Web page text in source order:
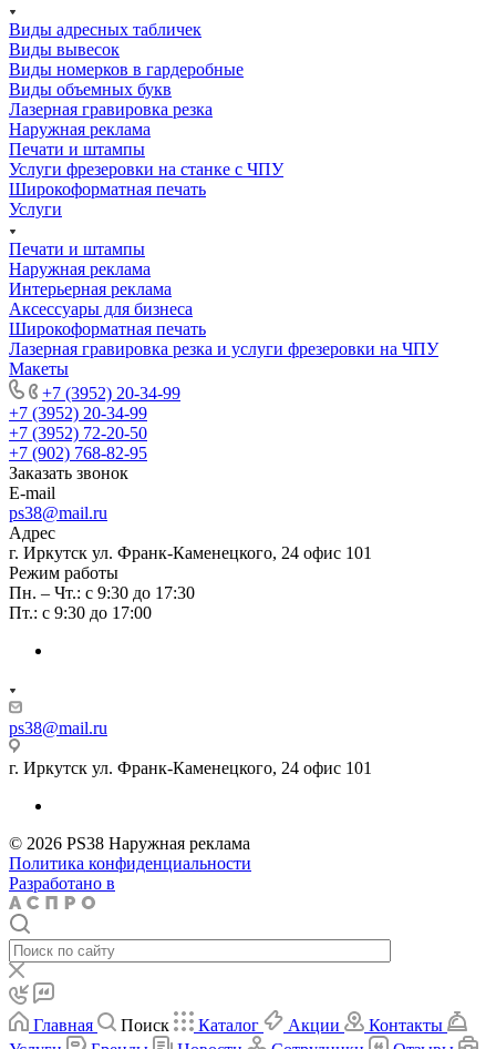
Виды адресных табличек
Виды вывесок
Виды номерков в гардеробные
Виды объемных букв
Лазерная гравировка резка
Наружная реклама
Печати и штампы
Услуги фрезеровки на станке с ЧПУ
Широкоформатная печать
Услуги
Печати и штампы
Наружная реклама
Интерьерная реклама
Аксессуары для бизнеса
Широкоформатная печать
Лазерная гравировка резка и услуги фрезеровки на ЧПУ
Макеты
+7 (3952) 20-34-99
+7 (3952) 20-34-99
+7 (3952) 72-20-50
+7 (902) 768-82-95
Заказать звонок
E-mail
ps38@mail.ru
Адрес
г. Иркутск ул. Франк-Каменецкого, 24 офис 101
Режим работы
Пн. – Чт.: с 9:30 до 17:30
Пт.: с 9:30 до 17:00
ps38@mail.ru
г. Иркутск ул. Франк-Каменецкого, 24 офис 101
© 2026 PS38 Наружная реклама
Политика конфиденциальности
Разработано в
Главная Поиск Каталог Акции
Контакты